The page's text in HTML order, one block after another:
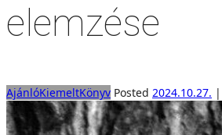
elemzése
AjánlóKiemeltKönyv Posted 2024.10.27. |